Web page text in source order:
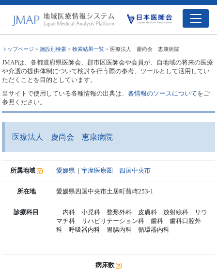
トップページ >施設別検索 >検索結果一覧 > 医療法人 慶尚会 恵康病院
JMAPは、各都道府県医師会、郡市区医師会や会員が、自地域の将来の医療
や介護の提供体制について検討を行う際の参考、ツールとして活用してい
ただくことを目的としています。
当サイトで使用している各種情報の出典は、各情報のソースについてをご
参照ください。
医療法人 慶尚会 恵康病院
所属地域 愛媛県 ｜宇摩医療圏 ｜ 四国中央市
所在地 愛媛県四国中央市土居町蕪崎253-1
診療科目
内科 小児科 整形外科 皮膚科 放射線科 リウ
マチ科 リハビリテーション科 歯科 歯科口腔外
科 呼吸器内科 胃腸内科 循環器内科
病床数